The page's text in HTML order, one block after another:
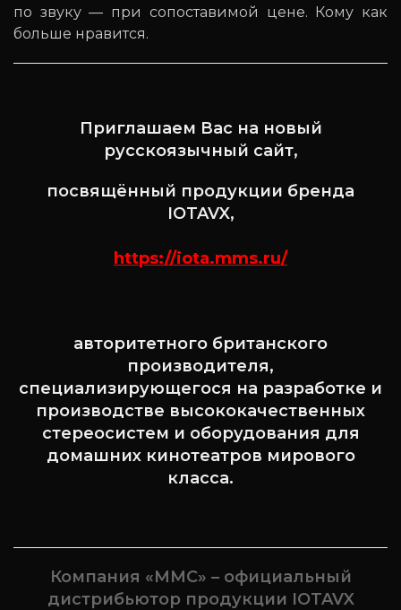
по звуку — при сопоставимой цене. Кому как
больше нравится.
Приглашаем Вас на новый
русскоязычный сайт,
посвящённый продукции бренда
IOTAVX,
https://iota.mms.ru/
авторитетного британского
производителя,
специализирующегося на разработке и
производстве высококачественных
стереосистем и оборудования для
домашних кинотеатров мирового
класса.
Компания «ММС» – официальный
дистрибьютор продукции IOTAVX